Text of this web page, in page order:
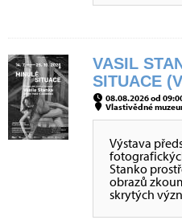
VASIL
SITUACE
08.08.2026 od
Vlastivědné
Výstava
Stanko
obrazů
skrytých